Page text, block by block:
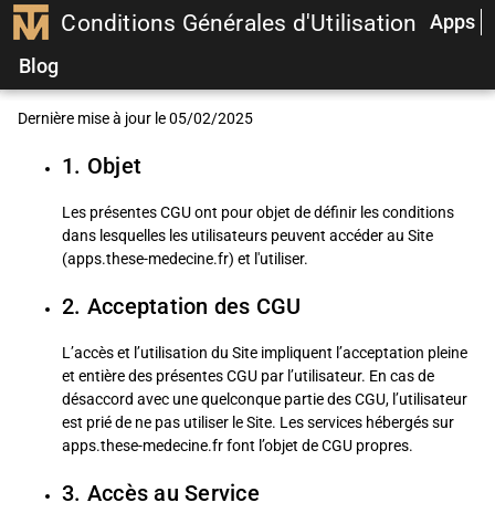
Conditions Générales d'Utilisation
Apps
Blog
Dernière mise à jour le 05/02/2025
1. Objet
Les présentes CGU ont pour objet de définir les conditions
dans lesquelles les utilisateurs peuvent accéder au Site
(apps.these-medecine.fr) et l'utiliser.
2. Acceptation des CGU
L’accès et l’utilisation du Site impliquent l’acceptation pleine
et entière des présentes CGU par l’utilisateur. En cas de
désaccord avec une quelconque partie des CGU, l’utilisateur
est prié de ne pas utiliser le Site. Les services hébergés sur
apps.these-medecine.fr font l’objet de CGU propres.
3. Accès au Service